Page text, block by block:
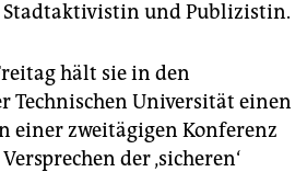
Stadtaktivistin und Publizistin.
hält sie in den
Technischen Universität einen
einer zweitägigen Konferenz
der ‚sicheren‘